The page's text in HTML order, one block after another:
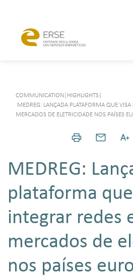
COMMUNICATION HIGHLIGHTS
MEDREG: LANÇADA PLATAFORMA QUE VISA
MERCADOS DE ELETRICIDADE NOS PAÍSES
MEDREG:
plataforma
integrar redes
mercados de
nos países